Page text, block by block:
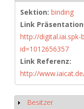
Sektion: binding
Link
http://digital.iai.spk-
id=1012656357
Link Referenz:
http://
Show
Besitzer